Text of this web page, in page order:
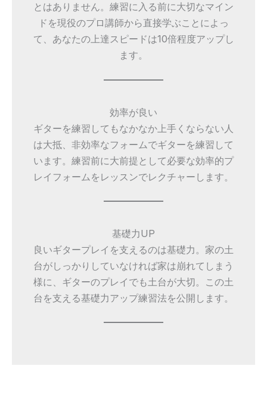
とはありません。練習に入る前に大切なマイン
ドを現役のプロ講師から直接学ぶことによっ
て、あなたの上達スピードは10倍程度アップし
ます。
効率が良い
ギターを練習してもなかなか上手くならない人
は大抵、非効率なフォームでギターを練習して
います。練習前に大前提として必要な効率的プ
レイフォームをレッスンでレクチャーします。
基礎力UP
良いギタープレイを支えるのは基礎力。家の土
台がしっかりしていなければ家は崩れてしまう
様に、ギターのプレイでも土台が大切。この土
台を支える基礎力アップ練習法を公開します。